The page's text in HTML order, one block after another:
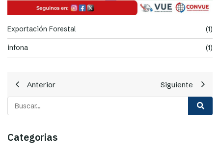
Categorias
Exportación Forestal (1)
infona (1)
Anterior Siguiente